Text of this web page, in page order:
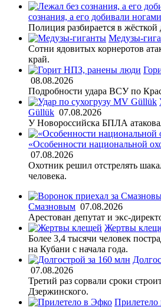
сознания, а его добивали ногами
Полиция разбирается в жёсткой
Медузы-
Сотни ядовитых корнеротов
край.
08.08.2026
Подробности удара ВСУ по
Güllük 07.08.2026
У Новороссийска БПЛА
«Особенности национальной
07.08.2026
Охотник решил отстрелять
человека.
Смазновым 07.08.2026
Арестован депутат и экс-
Жертвы
Более 3,4 тысячи человек
на Кубани с начала года.
07.08.2026
Третий раз сорвали сроки
Дзержинского.